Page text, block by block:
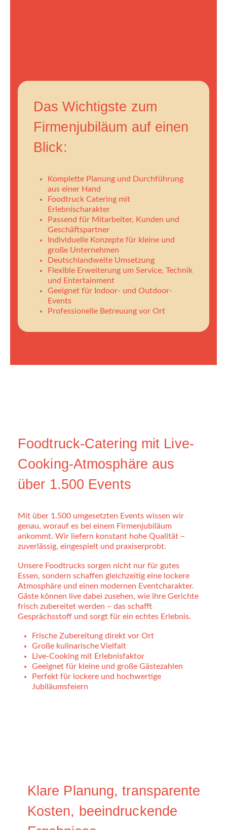
Das Wichtigste zum
Firmenjubiläum auf einen
Blick:
Komplette Planung und Durchführung
aus einer Hand
Foodtruck Catering mit
Erlebnischarakter
Passend für Mitarbeiter, Kunden und
Geschäftspartner
Individuelle Konzepte für kleine und
große Unternehmen
Deutschlandweite Umsetzung
Flexible Erweiterung um Service, Technik
und Entertainment
Geeignet für Indoor- und Outdoor-
Events
Professionelle Betreuung vor Ort
Foodtruck-Catering mit Live-
Cooking-Atmosphäre aus
über 1.500 Events
Mit über 1.500 umgesetzten Events wissen wir
genau, worauf es bei einem Firmenjubiläum
ankommt. Wir liefern konstant hohe Qualität –
zuverlässig, eingespielt und praxiserprobt.
Unsere Foodtrucks sorgen nicht nur für gutes
Essen, sondern schaffen gleichzeitig eine lockere
Atmosphäre und einen modernen Eventcharakter.
Gäste können live dabei zusehen, wie ihre Gerichte
frisch zubereitet werden – das schafft
Gesprächsstoff und sorgt für ein echtes Erlebnis.
Frische Zubereitung direkt vor Ort
Große kulinarische Vielfalt
Live-Cooking mit Erlebnisfaktor
Geeignet für kleine und große Gästezahlen
Perfekt für lockere und hochwertige
Jubiläumsfeiern
Klare Planung, transparente
Kosten, beeindruckende